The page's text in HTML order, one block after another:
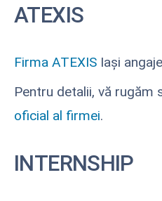
ATEXIS
Firma ATEXIS Iași
Pentru detalii, vă rugăm
oficial al firmei.
INTERNSHIP